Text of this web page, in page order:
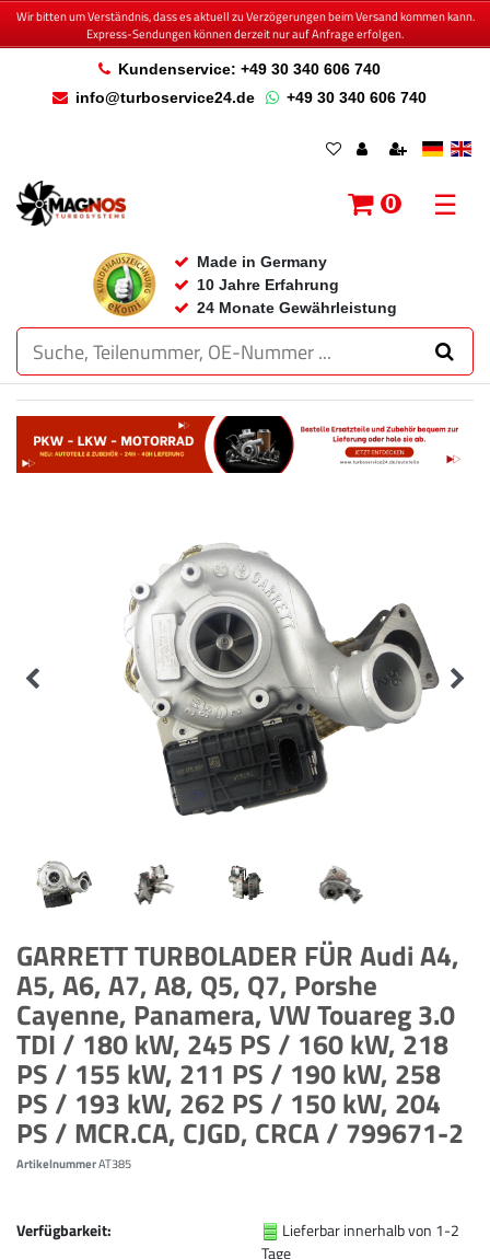
Wir bitten um Verständnis, dass es aktuell zu Verzögerungen beim Versand kommen kann.
Express-Sendungen können derzeit nur auf Anfrage erfolgen.
Kundenservice: +49 30 340 606 740
info@turboservice24.de
+49 30 340 606 740
Made in Germany
10 Jahre Erfahrung
24 Monate Gewährleistung
0 ☰
GARRETT TURBOLADER FÜR Audi A4,
A5, A6, A7, A8, Q5, Q7, Porshe
Cayenne, Panamera, VW Touareg 3.0
TDI / 180 kW, 245 PS / 160 kW, 218
PS / 155 kW, 211 PS / 190 kW, 258
PS / 193 kW, 262 PS / 150 kW, 204
PS / MCR.CA, CJGD, CRCA / 799671-2
ArtikelnummerAT385
Verfügbarkeit:
Lieferbar innerhalb von 1-2
Tage